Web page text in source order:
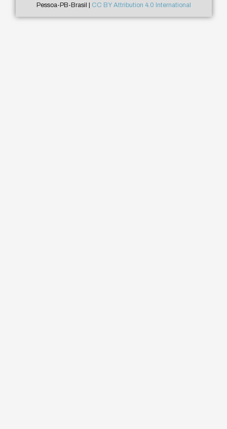
Pessoa-PB-Brasil | CC BY Attribution 4.0 International